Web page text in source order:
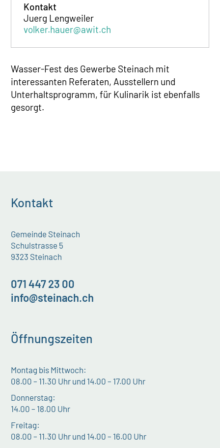
Kontakt
Juerg Lengweiler
volker.hauer@awit.ch
Wasser-Fest des Gewerbe Steinach mit
interessanten Referaten, Ausstellern und
Unterhaltsprogramm, für Kulinarik ist ebenfalls
gesorgt.
Kontakt
Gemeinde Steinach
Schulstrasse 5
9323 Steinach
071 447 23 00
info@steinach.ch
Öffnungszeiten
Montag bis Mittwoch:
08.00 – 11.30 Uhr und 14.00 – 17.00 Uhr
Donnerstag:
14.00 – 18.00 Uhr
Freitag:
08.00 – 11.30 Uhr und 14.00 – 16.00 Uhr